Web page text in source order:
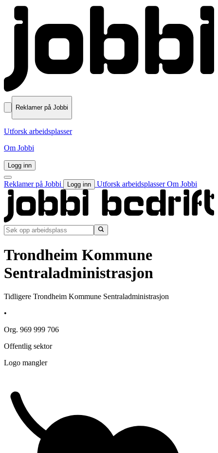
Reklamer på Jobbi
Utforsk arbeidsplasser
Om Jobbi
Logg inn
Reklamer på Jobbi Logg inn Utforsk arbeidsplasserOm Jobbi
Trondheim Kommune
Sentraladministrasjon
Tidligere Trondheim Kommune Sentraladministrasjon
•
Org. 969 999 706
Offentlig sektor
Logo mangler